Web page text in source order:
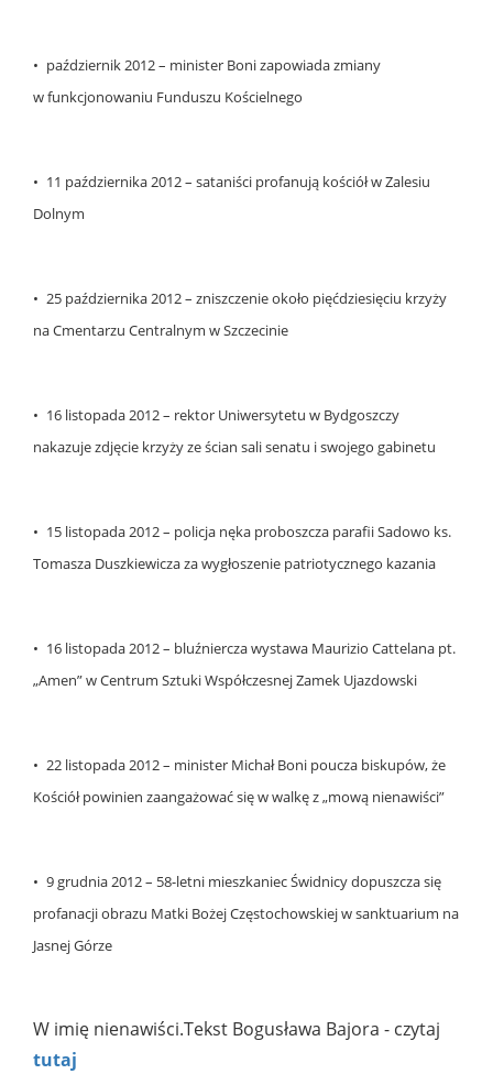
• październik 2012 – minister Boni zapowiada zmiany
w funkcjonowaniu Funduszu Kościelnego
• 11 października 2012 – sataniści profanują kościół w Zalesiu
Dolnym
• 25 października 2012 – zniszczenie około pięćdziesięciu krzyży
na Cmentarzu Centralnym w Szczecinie
• 16 listopada 2012 – rektor Uniwersytetu w Bydgoszczy
nakazuje zdjęcie krzyży ze ścian sali senatu i swojego gabinetu
• 15 listopada 2012 – policja nęka proboszcza parafii Sadowo ks.
Tomasza Duszkiewicza za wygłoszenie patriotycznego kazania
• 16 listopada 2012 – bluźniercza wystawa Maurizio Cattelana pt.
„Amen” w Centrum Sztuki Współczesnej Zamek Ujazdowski
• 22 listopada 2012 – minister Michał Boni poucza biskupów, że
Kościół powinien zaangażować się w walkę z „mową nienawiści”
• 9 grudnia 2012 – 58-letni mieszkaniec Świdnicy dopuszcza się
profanacji obrazu Matki Bożej Częstochowskiej w sanktuarium na
Jasnej Górze
W imię nienawiści.Tekst Bogusława Bajora - czytaj
tutaj